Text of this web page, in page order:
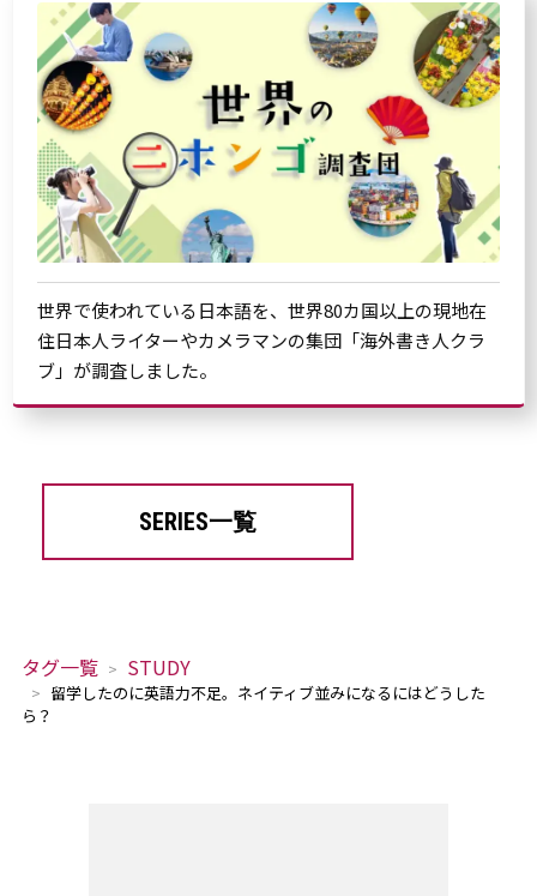
世界で使われている日本語を、世界80カ国以上の現地在
住日本人ライターやカメラマンの集団「海外書き人クラ
ブ」が調査しました。
SERIES一覧
タグ一覧 STUDY
留学したのに英語力不足。ネイティブ並みになるにはどうした
ら？